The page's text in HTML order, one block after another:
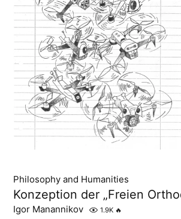
Philosophy and Humanities
Konzeption der „Freien
Igor Manannikov 1.9K 🔥